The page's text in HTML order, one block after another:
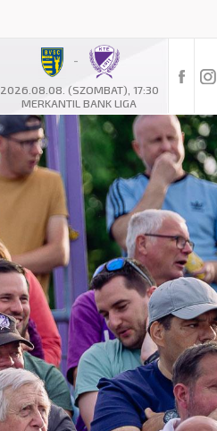
-
2026.08.08. (SZOMBAT), 17:30
MERKANTIL BANK LIGA